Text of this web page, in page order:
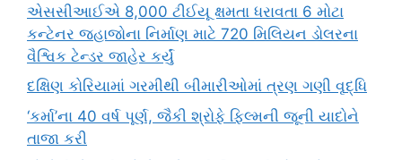
એસસીઆઈએ 8,000 ટીઈયૂ ક્ષમતા ધરાવતા 6 મોટા
કન્ટેનર જહાજોના નિર્માણ માટે 720 મિલિયન ડોલરના
વૈશ્વિક ટેન્ડર જાહેર કર્યું
દક્ષિણ કોરિયામાં ગરમીથી બીમારીઓમાં ત્રણ ગણી વૃદ્ધિ
‘કર્મા’ના 40 વર્ષ પૂર્ણ, જૈકી શ્રોફે ફિલ્મની જૂની યાદોને
તાજા કરી